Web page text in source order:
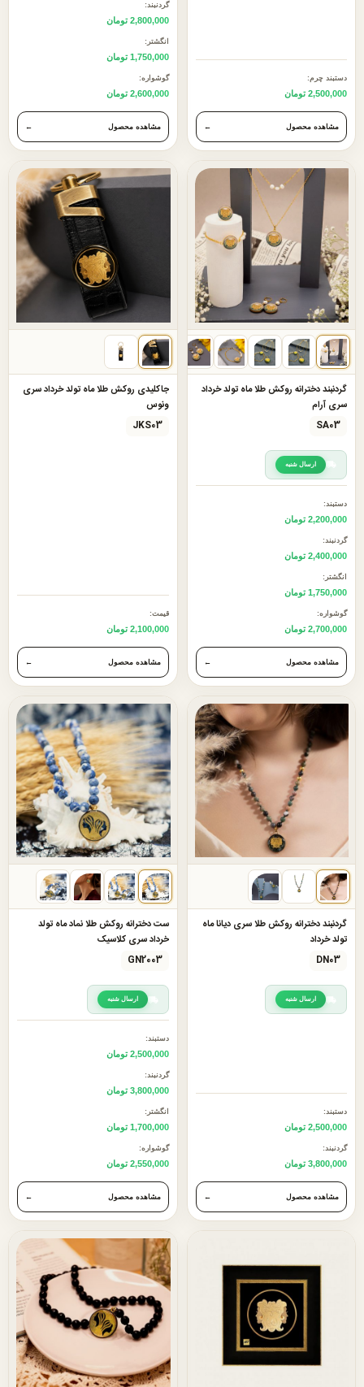
دستبند چرم:
2,500,000 تومان
مشاهده محصول ←
گردنبند:
2,800,000 تومان
انگشتر:
1,750,000 تومان
گوشواره:
2,600,000 تومان
مشاهده محصول ←
گردنبند دخترانه روکش طلا ماه تولد خرداد
سری آرام
SA03
ارسال شنبه
دستبند:
2,200,000 تومان
گردنبند:
2,400,000 تومان
انگشتر:
1,750,000 تومان
گوشواره:
2,700,000 تومان
مشاهده محصول ←
جاکلیدی روکش طلا ماه تولد خرداد سری
ونوس
JKS03
قیمت:
2,100,000 تومان
مشاهده محصول ←
گردنبند دخترانه روکش طلا سری دیانا ماه
تولد خرداد
DN03
ارسال شنبه
دستبند:
2,500,000 تومان
گردنبند:
3,800,000 تومان
مشاهده محصول ←
ست دخترانه روکش طلا نماد ماه تولد
خرداد سری کلاسیک
GN2003
ارسال شنبه
دستبند:
2,500,000 تومان
گردنبند:
3,800,000 تومان
انگشتر:
1,700,000 تومان
گوشواره:
2,550,000 تومان
مشاهده محصول ←